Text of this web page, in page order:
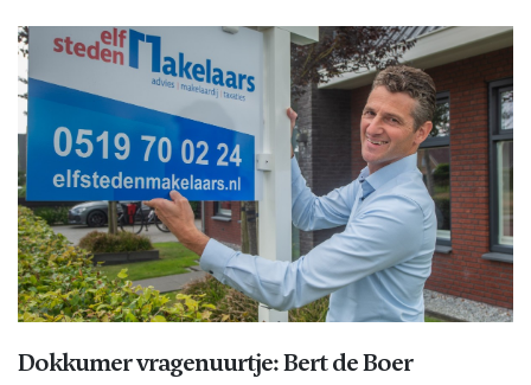
Dokkumer vragenuurtje: Bert de Boer